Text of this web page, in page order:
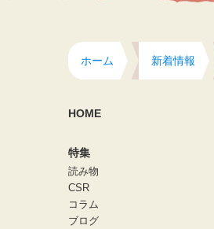
ホーム 新着情報
HOME
特集
読み物
CSR
コラム
ブログ